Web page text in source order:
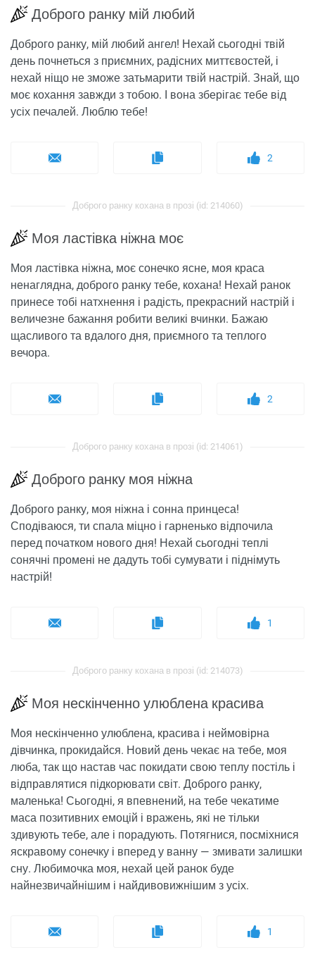
Доброго ранку мій любий
Доброго ранку, мій любий ангел! Нехай сьогодні твій
день почнеться з приємних, радісних миттєвостей, і
нехай ніщо не зможе затьмарити твій настрій. Знай, що
моє кохання завжди з тобою. І вона зберігає тебе від
усіх печалей. Люблю тебе!
2
Доброго ранку кохана в прозі (id: 214060)
Моя ластівка ніжна моє
Моя ластівка ніжна, моє сонечко ясне, моя краса
ненаглядна, доброго ранку тебе, кохана! Нехай ранок
принесе тобі натхнення і радість, прекрасний настрій і
величезне бажання робити великі вчинки. Бажаю
щасливого та вдалого дня, приємного та теплого
вечора.
2
Доброго ранку кохана в прозі (id: 214061)
Доброго ранку моя ніжна
Доброго ранку, моя ніжна і сонна принцеса!
Сподіваюся, ти спала міцно і гарненько відпочила
перед початком нового дня! Нехай сьогодні теплі
сонячні промені не дадуть тобі сумувати і піднімуть
настрій!
1
Доброго ранку кохана в прозі (id: 214073)
Моя нескінченно улюблена красива
Моя нескінченно улюблена, красива і неймовірна
дівчинка, прокидайся. Новий день чекає на тебе, моя
люба, так що настав час покидати свою теплу постіль і
відправлятися підкорювати світ. Доброго ранку,
маленька! Сьогодні, я впевнений, на тебе чекатиме
маса позитивних емоцій і вражень, які не тільки
здивують тебе, але і порадують. Потягнися, посміхнися
яскравому сонечку і вперед у ванну — змивати залишки
сну. Любимочка моя, нехай цей ранок буде
найнезвичайнішим і найдивовижнішим з усіх.
1